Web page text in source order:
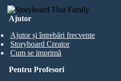
Ajutor
Ajutor și întrebări frecvente
Storyboard Creator
Cum se imprimă
Pentru Profesori